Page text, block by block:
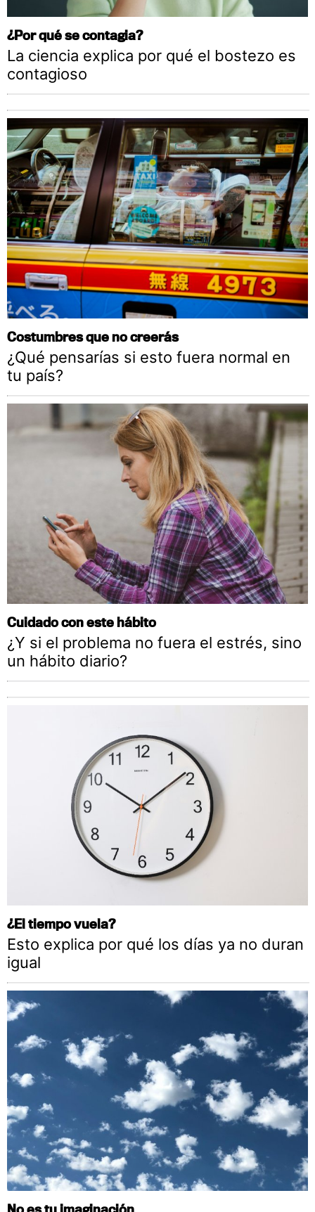
¿Por qué se contagia?
La ciencia explica por qué el bostezo es
contagioso
Costumbres que no creerás
¿Qué pensarías si esto fuera normal en
tu país?
Cuidado con este hábito
¿Y si el problema no fuera el estrés, sino
un hábito diario?
¿El tiempo vuela?
Esto explica por qué los días ya no duran
igual
No es tu imaginación